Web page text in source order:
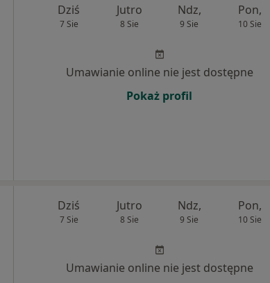
Dziś
7 Sie
Jutro
8 Sie
Ndz,
9 Sie
Pon,
10 Sie
Umawianie online nie jest dostępne
Pokaż profil
Dziś
7 Sie
Jutro
8 Sie
Ndz,
9 Sie
Pon,
10 Sie
Umawianie online nie jest dostępne